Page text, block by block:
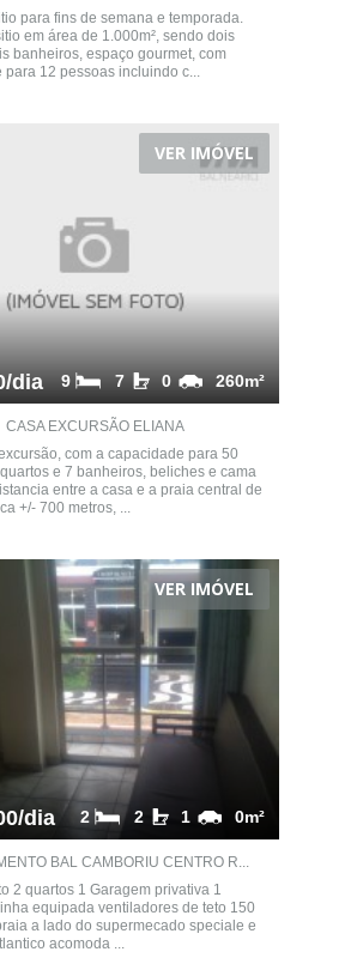
para fins de semana e temporada.
em área de 1.000m², sendo dois
banheiros, espaço gourmet, com
para 12 pessoas incluindo c...
VER IMÓVEL
dia 260m²
0
7
9
CASA EXCURSÃO ELIANA
com a capacidade para 50
e 7 banheiros, beliches e cama
entre a casa e a praia central de
+/- 700 metros, ...
VER IMÓVEL
dia 0m²
1
2
2
BAL CAMBORIU CENTRO R...
2 quartos 1 Garagem privativa 1
equipada ventiladores de teto 150
a lado do supermecado speciale e
acomoda ...